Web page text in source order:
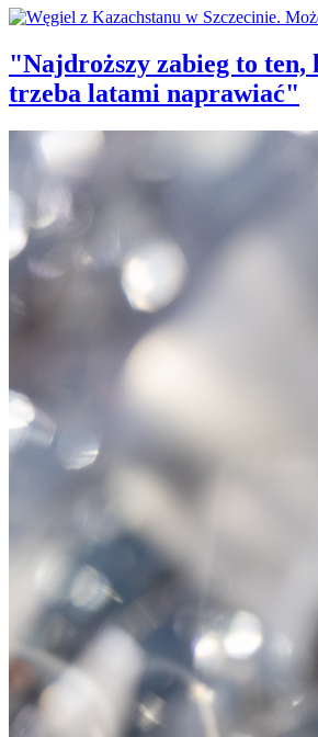
"Najdroższy zabieg to
trzeba latami naprawiać"